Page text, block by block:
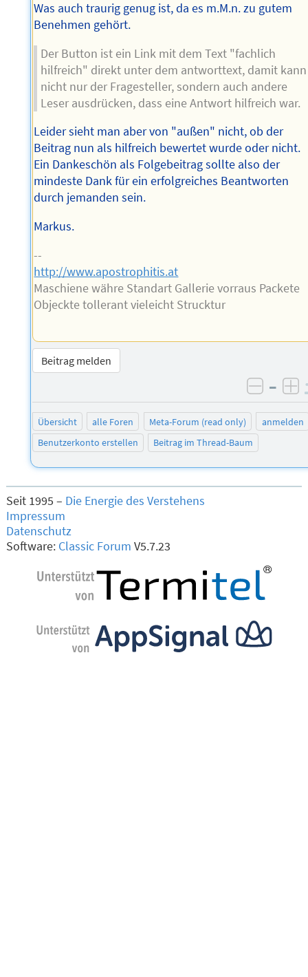
Was auch traurig genug ist, da es m.M.n. zu gutem
Benehmen gehört.
Der Button ist ein Link mit dem Text "fachlich
hilfreich" direkt unter dem antworttext, damit kann
nicht nur der Fragesteller, sondern auch andere
Leser ausdrücken, dass eine Antwort hilfreich war.
Leider sieht man aber von "außen" nicht, ob der
Beitrag nun als hilfreich bewertet wurde oder nicht.
Ein Dankeschön als Folgebeitrag sollte also der
mindeste Dank für ein erfolgreiches Beantworten
durch jemanden sein.
Markus.
--
http://www.apostrophitis.at
Maschiene währe Standart Gallerie vorraus Packete
Objeckte tollerant vieleicht Strucktur
Beitrag melden
–
Übersicht alle Foren Meta-Forum (read only)
anmelden
Benutzerkonto erstellen
Beitrag im Thread-Baum
Seit 1995 – Die Energie des Verstehens
Impressum
Datenschutz
Software: Classic Forum V5.7.23